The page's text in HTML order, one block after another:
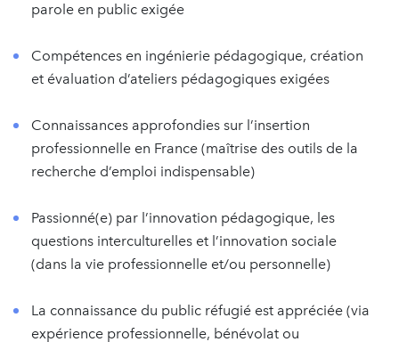
parole en public exigée
Compétences en ingénierie pédagogique, création
et évaluation d’ateliers pédagogiques exigées
Connaissances approfondies sur l’insertion
professionnelle en France (maîtrise des outils de la
recherche d’emploi indispensable)
Passionné(e) par l’innovation pédagogique, les
questions interculturelles et l’innovation sociale
(dans la vie professionnelle et/ou personnelle)
La connaissance du public réfugié est appréciée (via
expérience professionnelle, bénévolat ou